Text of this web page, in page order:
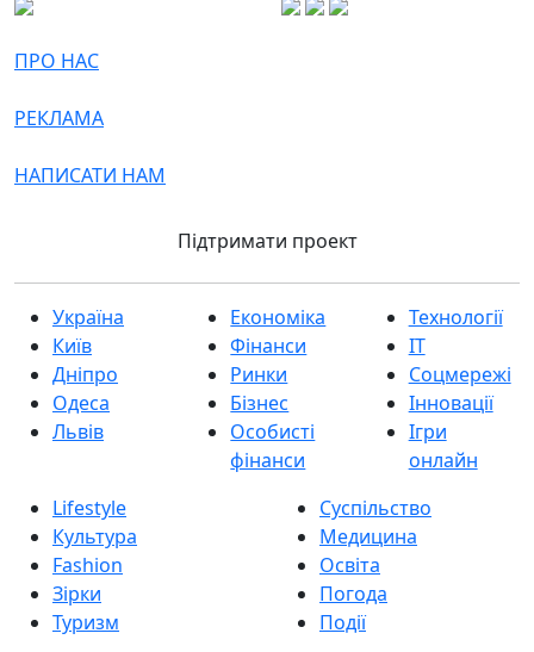
ПРО НАС
РЕКЛАМА
НАПИСАТИ НАМ
Підтримати проект
Україна
Київ
Дніпро
Одеса
Львів
Економіка
Фінанси
Ринки
Бізнес
Особисті
фінанси
Технології
IT
Соцмережі
Інновації
Ігри
онлайн
Lifestyle
Культура
Fashion
Зірки
Туризм
Суспільство
Медицина
Освіта
Погода
Події